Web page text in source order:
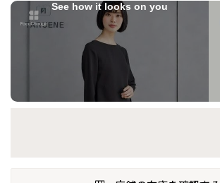
See how it looks on you